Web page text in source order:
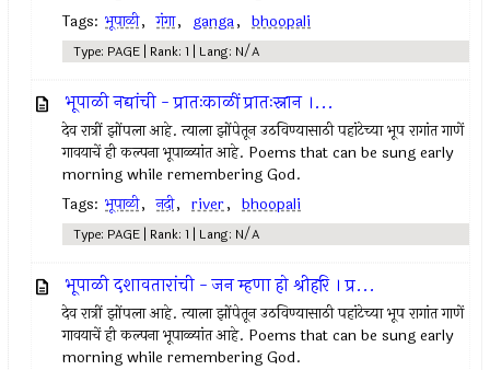
Tags: भूपाळी, गंगा, ganga, bhoopali
Type: PAGE | Rank: 1 | Lang: N/A
भूपाळी नद्यांची - प्रातःकाळीं प्रातःस्नान ।...
देव रात्रीं झोंपला आहे. त्याला झोंपेतून उठविण्यासाठी पहांटेच्या भूप रागांत गाणें
गावयाचें ही कल्पना भूपाळ्यांत आहे. Poems that can be sung early
morning while remembering God.
Tags: भूपाळी, नदी, river, bhoopali
Type: PAGE | Rank: 1 | Lang: N/A
भूपाळी दशावतारांची - जन म्हणा हो श्रीहरि । प्र...
देव रात्रीं झोंपला आहे. त्याला झोंपेतून उठविण्यासाठी पहांटेच्या भूप रागांत गाणें
गावयाचें ही कल्पना भूपाळ्यांत आहे. Poems that can be sung early
morning while remembering God.